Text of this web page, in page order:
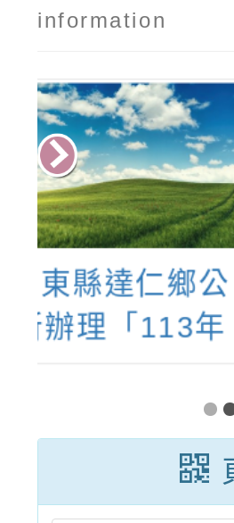
information
函轉澎湖縣
辦理「第五
開賽」簡章